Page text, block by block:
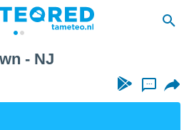
- NJ
...